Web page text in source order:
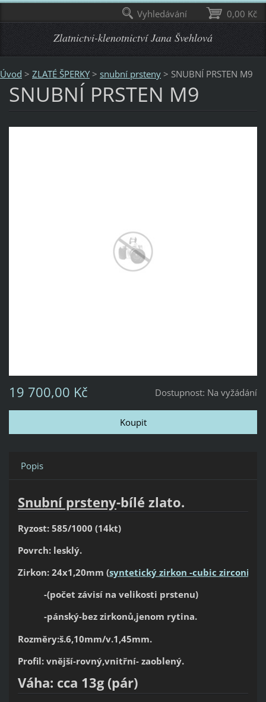
Zlatnictvi-klenotnictví Jana Švehlová
Úvod > ZLATÉ ŠPERKY > snubní prsteny > SNUBNÍ PRSTEN M9
SNUBNÍ PRSTEN M9
Dostupnost: Na vyžádání
19 700,00 Kč
Popis
Snubní prsteny-bílé zlato.
Ryzost: 585/1000 (14kt)
Povrch: lesklý.
Zirkon: 24x1,20mm (syntetický zirkon -cubic zirconia)
-(počet závisí na velikosti prstenu)
-pánský-bez zirkonů,jenom rytina.
Rozměry:š.6,10mm/v.1,45mm.
Profil: vnější-rovný,vnitřní- zaoblený.
Váha: cca 13g (pár)
0,00 Kč
Vyhledávání